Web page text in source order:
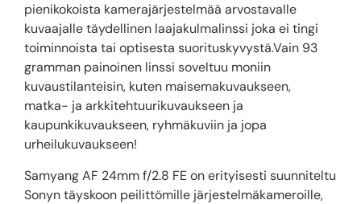
pienikokoista kamerajärjestelmää arvostavalle
kuvaajalle täydellinen laajakulmalinssi joka ei tingi
toiminnoista tai optisesta suorituskyvystä.Vain 93
gramman painoinen linssi soveltuu moniin
kuvaustilanteisin, kuten maisemakuvaukseen,
matka- ja arkkitehtuurikuvaukseen ja
kaupunkikuvaukseen, ryhmäkuviin ja jopa
urheilukuvaukseen!
Samyang AF 24mm f/2.8 FE on erityisesti suunniteltu
Sonyn täyskoon peilittömille järjestelmäkameroille,